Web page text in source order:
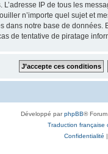
IP de tous les
n’importe quel sujet et
notre base de
de tentative de piratage
Développé parphpBB®
Traduction française
Confidentialité |